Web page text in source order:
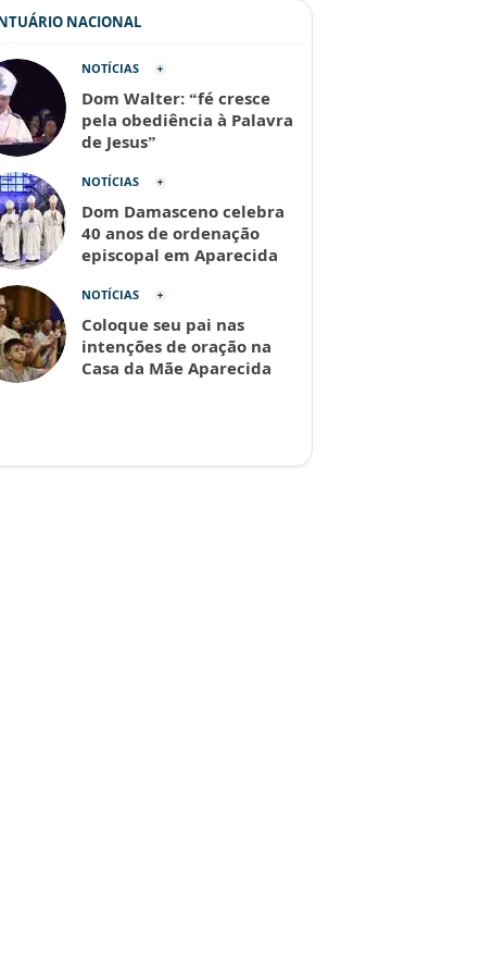
NACIONAL
NOTÍCIAS
Dom Walter: “fé cresce
pela obediência à Palavra
de Jesus”
NOTÍCIAS
Dom Damasceno celebra
40 anos de ordenação
episcopal em Aparecida
NOTÍCIAS
Coloque seu pai nas
intenções de oração na
Casa da Mãe Aparecida